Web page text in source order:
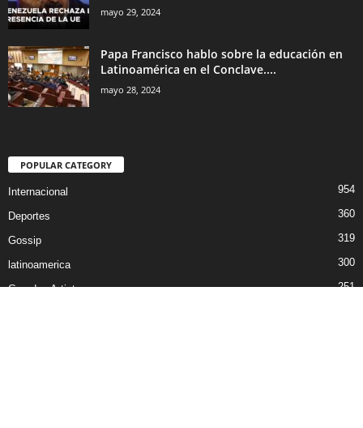
mayo 29, 2024
Papa Francisco hablo sobre la educación en
Latinoamérica en el Conclave....
mayo 28, 2024
POPULAR CATEGORY
Internacional 954
Deportes 360
Gossip 319
latinoamerica 300
Grandes Artistas 251